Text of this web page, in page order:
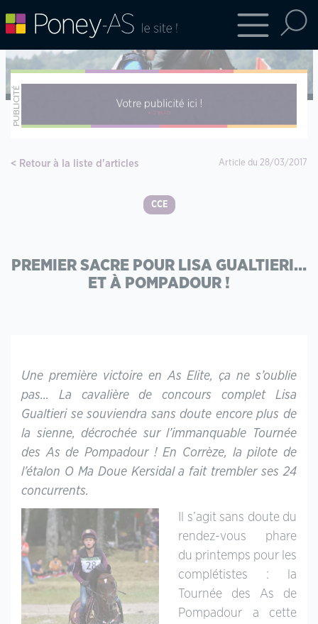
Retour à la liste d'articles Article du 28/03/2017
CCE
PREMIER SACRE POUR LISA GUALTIERI…
ET À POMPADOUR !
Une première victoire en As Elite, ça ne s’oublie
pas… La cavalière de concours complet Lisa
Gualtieri se souviendra sans doute encore plus de
la sienne, décrochée sur l’immanquable Tournée
des As de Pompadour ! En Corrèze, la pilote de
l’étalon O Ma Doue Kersidal a fait trembler ses 24
concurrents.
Il s’agit sans doute du
rendez-vous phare
du printemps pour les
complétistes : la
Tournée des As de
Pompadour a cette